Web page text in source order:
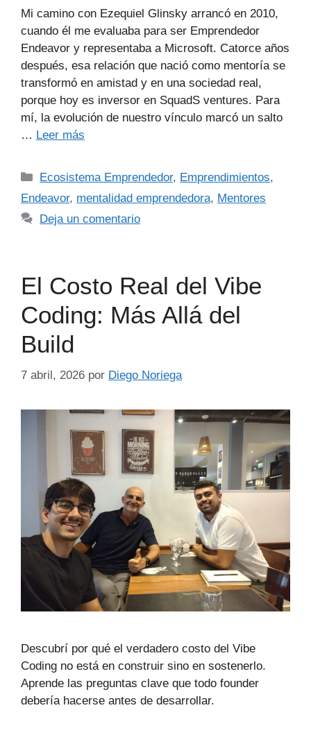
Mi camino con Ezequiel Glinsky arrancó en 2010,
cuando él me evaluaba para ser Emprendedor
Endeavor y representaba a Microsoft. Catorce años
después, esa relación que nació como mentoría se
transformó en amistad y en una sociedad real,
porque hoy es inversor en SquadS ventures. Para
mí, la evolución de nuestro vínculo marcó un salto
… Leer más
Ecosistema Emprendedor, Emprendimientos,
Endeavor, mentalidad emprendedora, Mentores
Deja un comentario
El Costo Real del Vibe
Coding: Más Allá del
Build
7 abril, 2026 por Diego Noriega
Descubrí por qué el verdadero costo del Vibe
Coding no está en construir sino en sostenerlo.
Aprende las preguntas clave que todo founder
debería hacerse antes de desarrollar.